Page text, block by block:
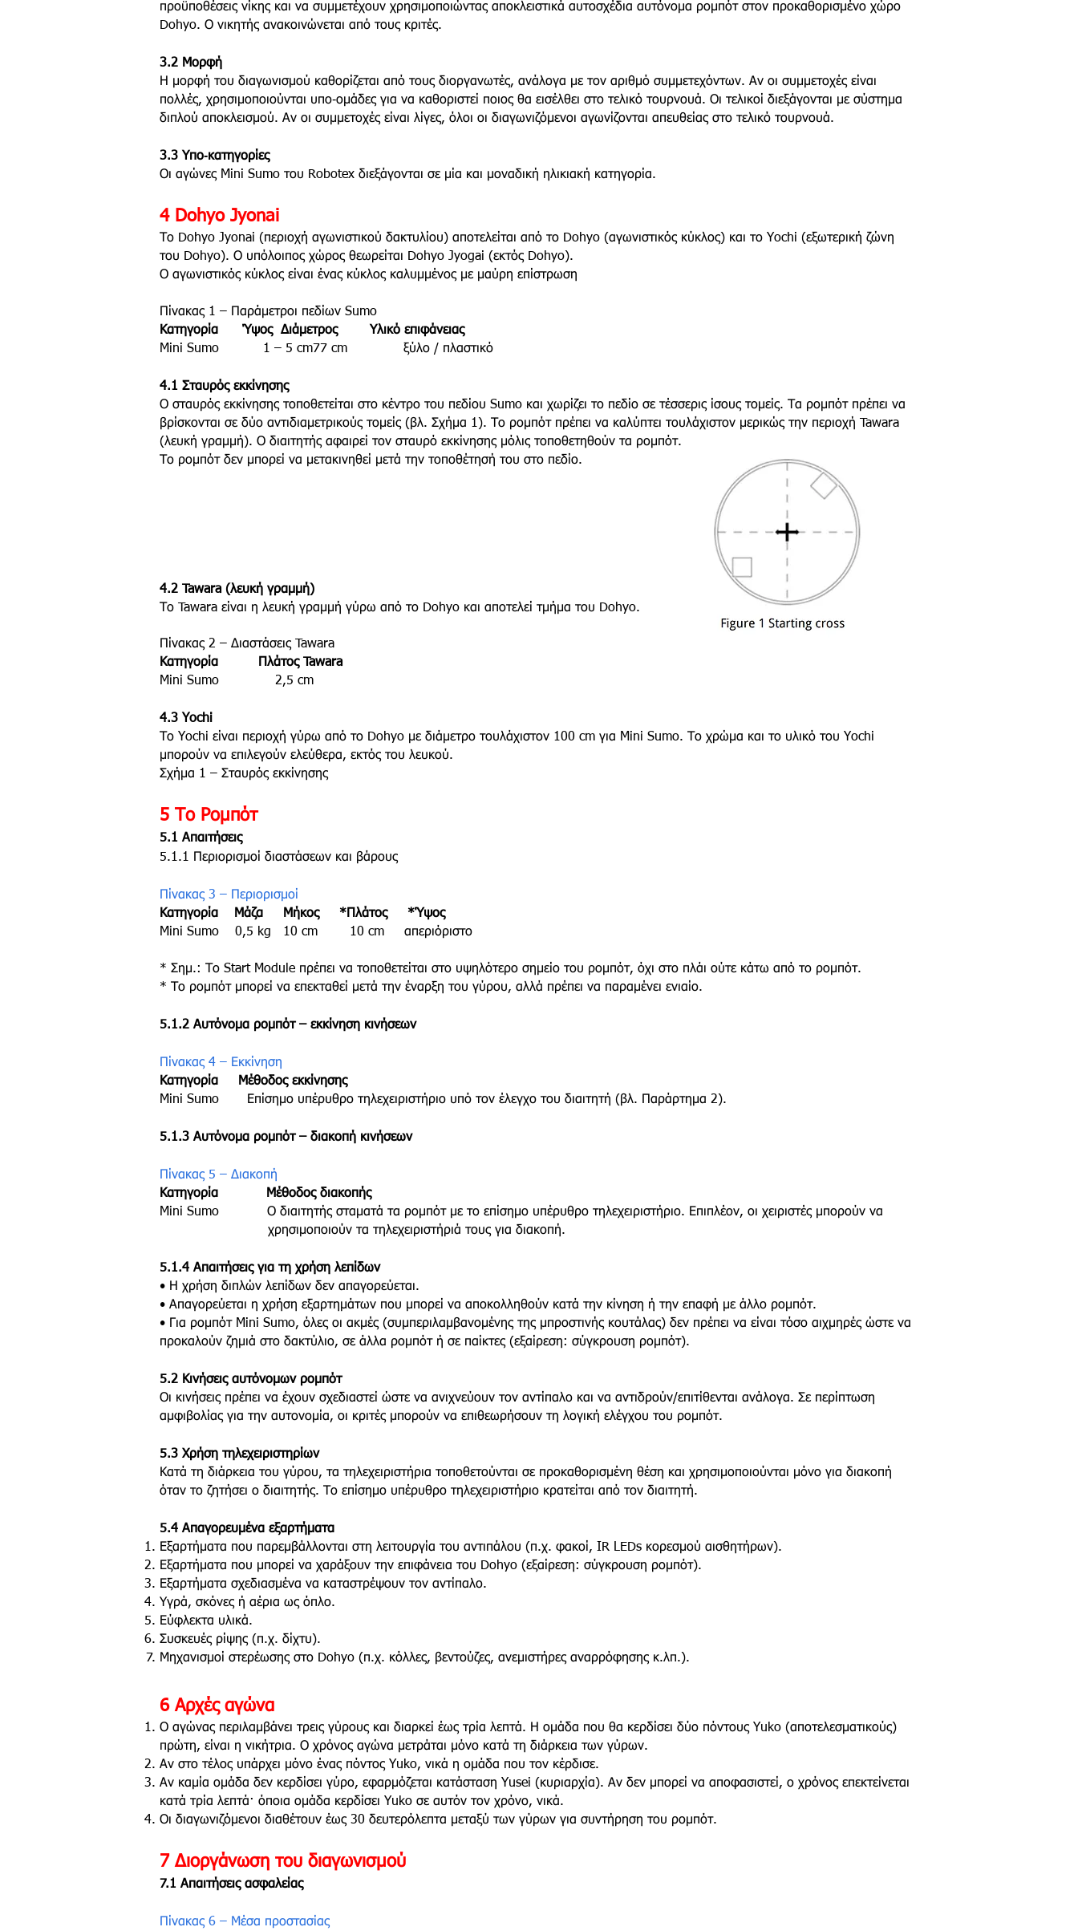
προϋποθέσεις νίκης και να συμμετέχουν χρησιμοποιώντας αποκλειστικά αυτοσχέδια αυτόνομα ρομπότ στον προκαθορισμένο χώρο
Dohyo. Ο νικητής ανακοινώνεται από τους κριτές.
3.2 Μορφή
Η μορφή του διαγωνισμού καθορίζεται από τους διοργανωτές, ανάλογα με τον αριθμό συμμετεχόντων. Αν οι συμμετοχές είναι
πολλές, χρησιμοποιούνται υπο‑ομάδες για να καθοριστεί ποιος θα εισέλθει στο τελικό τουρνουά. Οι τελικοί διεξάγονται με σύστημα
διπλού αποκλεισμού. Αν οι συμμετοχές είναι λίγες, όλοι οι διαγωνιζόμενοι αγωνίζονται απευθείας στο τελικό τουρνουά.
3.3 Υπο‑κατηγορίες
Οι αγώνες Mini Sumo του Robotex διεξάγονται σε μία και μοναδική ηλικιακή κατηγορία.
4 Dohyo Jyonai
Το Dohyo Jyonai (περιοχή αγωνιστικού δακτυλίου) αποτελείται από το Dohyo (αγωνιστικός κύκλος) και το Yochi (εξωτερική ζώνη
του Dohyo). Ο υπόλοιπος χώρος θεωρείται Dohyo Jyogai (εκτός Dohyo).
Ο αγωνιστικός κύκλος είναι ένας κύκλος καλυμμένος με μαύρη επίστρωση
Πίνακας 1 – Παράμετροι πεδίων Sumo
Κατηγορία Ύψος Διάμετρος Υλικό επιφάνειας
Mini Sumo 1 – 5 cm77 cm ξύλο / πλαστικό
4.1 Σταυρός εκκίνησης
Ο σταυρός εκκίνησης τοποθετείται στο κέντρο του πεδίου Sumo και χωρίζει το πεδίο σε τέσσερις ίσους τομείς. Τα ρομπότ πρέπει να
βρίσκονται σε δύο αντιδιαμετρικούς τομείς (βλ. Σχήμα 1). Το ρομπότ πρέπει να καλύπτει τουλάχιστον μερικώς την περιοχή Tawara
(λευκή γραμμή). Ο διαιτητής αφαιρεί τον σταυρό εκκίνησης μόλις τοποθετηθούν τα ρομπότ.
Το ρομπότ δεν μπορεί να μετακινηθεί μετά την τοποθέτησή του στο πεδίο.
4.2 Tawara (λευκή γραμμή)
Το Tawara είναι η λευκή γραμμή γύρω από το Dohyo και αποτελεί τμήμα του Dohyo.
Πίνακας 2 – Διαστάσεις Tawara
Κατηγορία Πλάτος Tawara
Mini Sumo 2,5 cm
4.3 Yochi
Το Yochi είναι περιοχή γύρω από το Dohyo με διάμετρο τουλάχιστον 100 cm για Mini Sumo. Το χρώμα και το υλικό του Yochi
μπορούν να επιλεγούν ελεύθερα, εκτός του λευκού.
Σχήμα 1 – Σταυρός εκκίνησης
5 Το Ρομπότ
5.1 Απαιτήσεις
5.1.1 Περιορισμοί διαστάσεων και βάρους
Πίνακας 3 – Περιορισμοί
Κατηγορία Μάζα Μήκος *Πλάτος *Ύψος
Mini Sumo 0,5 kg 10 cm 10 cm απεριόριστο
* Σημ.: Το Start Module πρέπει να τοποθετείται στο υψηλότερο σημείο του ρομπότ, όχι στο πλάι ούτε κάτω από το ρομπότ.
* Το ρομπότ μπορεί να επεκταθεί μετά την έναρξη του γύρου, αλλά πρέπει να παραμένει ενιαίο.
5.1.2 Αυτόνομα ρομπότ – εκκίνηση κινήσεων
Πίνακας 4 – Εκκίνηση
Κατηγορία Μέθοδος εκκίνησης
Mini Sumo Επίσημο υπέρυθρο τηλεχειριστήριο υπό τον έλεγχο του διαιτητή (βλ. Παράρτημα 2).
5.1.3 Αυτόνομα ρομπότ – διακοπή κινήσεων
Πίνακας 5 – Διακοπή
Κατηγορία Μέθοδος διακοπής
Mini Sumo Ο διαιτητής σταματά τα ρομπότ με το επίσημο υπέρυθρο τηλεχειριστήριο. Επιπλέον, οι χειριστές μπορούν να
χρησιμοποιούν τα τηλεχειριστήριά τους για διακοπή.
5.1.4 Απαιτήσεις για τη χρήση λεπίδων
• Η χρήση διπλών λεπίδων δεν απαγορεύεται.
• Απαγορεύεται η χρήση εξαρτημάτων που μπορεί να αποκολληθούν κατά την κίνηση ή την επαφή με άλλο ρομπότ.
• Για ρομπότ Mini Sumo, όλες οι ακμές (συμπεριλαμβανομένης της μπροστινής κουτάλας) δεν πρέπει να είναι τόσο αιχμηρές ώστε να
προκαλούν ζημιά στο δακτύλιο, σε άλλα ρομπότ ή σε παίκτες (εξαίρεση: σύγκρουση ρομπότ).
5.2 Κινήσεις αυτόνομων ρομπότ
Οι κινήσεις πρέπει να έχουν σχεδιαστεί ώστε να ανιχνεύουν τον αντίπαλο και να αντιδρούν/επιτίθενται ανάλογα. Σε περίπτωση
αμφιβολίας για την αυτονομία, οι κριτές μπορούν να επιθεωρήσουν τη λογική ελέγχου του ρομπότ.
5.3 Χρήση τηλεχειριστηρίων
Κατά τη διάρκεια του γύρου, τα τηλεχειριστήρια τοποθετούνται σε προκαθορισμένη θέση και χρησιμοποιούνται μόνο για διακοπή
όταν το ζητήσει ο διαιτητής. Το επίσημο υπέρυθρο τηλεχειριστήριο κρατείται από τον διαιτητή.
5.4 Απαγορευμένα εξαρτήματα
Εξαρτήματα που παρεμβάλλονται στη λειτουργία του αντιπάλου (π.χ. φακοί, IR LEDs κορεσμού αισθητήρων).
Εξαρτήματα που μπορεί να χαράξουν την επιφάνεια του Dohyo (εξαίρεση: σύγκρουση ρομπότ).
Εξαρτήματα σχεδιασμένα να καταστρέψουν τον αντίπαλο.
Υγρά, σκόνες ή αέρια ως όπλο.
Εύφλεκτα υλικά.
Συσκευές ρίψης (π.χ. δίχτυ).
Μηχανισμοί στερέωσης στο Dohyo (π.χ. κόλλες, βεντούζες, ανεμιστήρες αναρρόφησης κ.λπ.).
6 Αρχές αγώνα
Ο αγώνας περιλαμβάνει τρεις γύρους και διαρκεί έως τρία λεπτά. Η ομάδα που θα κερδίσει δύο πόντους Yuko (αποτελεσματικούς)
πρώτη, είναι η νικήτρια. Ο χρόνος αγώνα μετράται μόνο κατά τη διάρκεια των γύρων.
Αν στο τέλος υπάρχει μόνο ένας πόντος Yuko, νικά η ομάδα που τον κέρδισε.
Αν καμία ομάδα δεν κερδίσει γύρο, εφαρμόζεται κατάσταση Yusei (κυριαρχία). Αν δεν μπορεί να αποφασιστεί, ο χρόνος επεκτείνεται
κατά τρία λεπτά· όποια ομάδα κερδίσει Yuko σε αυτόν τον χρόνο, νικά.
Οι διαγωνιζόμενοι διαθέτουν έως 30 δευτερόλεπτα μεταξύ των γύρων για συντήρηση του ρομπότ.
7 Διοργάνωση του διαγωνισμού
7.1 Απαιτήσεις ασφαλείας
Πίνακας 6 – Μέσα προστασίας